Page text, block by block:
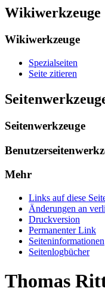
Wikiwerkzeuge
Wikiwerkzeuge
Spezialseiten
Seite zitieren
Seitenwerkzeuge
Mehr
Links auf diese
Änderungen an
Druckversion
Permanenter Link
Seiten­informationen
Seitenlogbücher
Thomas